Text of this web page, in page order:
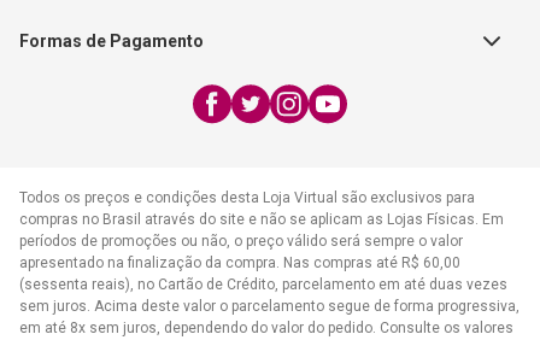
WhatsApp:
atendimento@cpad.com.br
Formas de Pagamento
Todos os preços e condições desta Loja Virtual são exclusivos para
compras no Brasil através do site e não se aplicam as Lojas Físicas. Em
períodos de promoções ou não, o preço válido será sempre o valor
apresentado na finalização da compra. Nas compras até R$ 60,00
(sessenta reais), no Cartão de Crédito, parcelamento em até duas vezes
sem juros. Acima deste valor o parcelamento segue de forma progressiva,
em até 8x sem juros, dependendo do valor do pedido. Consulte os valores